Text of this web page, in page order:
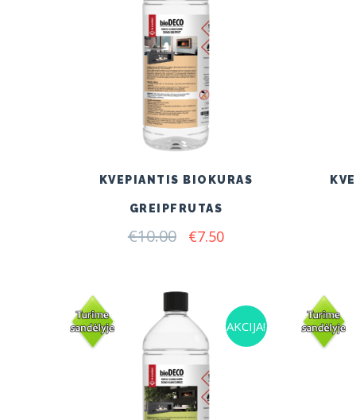
KVEPIANTIS BIOKURAS
GREIPFRUTAS
€10.00 Original
€7.50Current
AKCIJA!